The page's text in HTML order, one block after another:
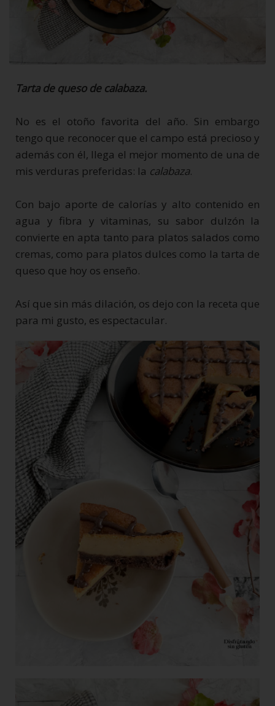
Tarta de queso de calabaza.
No es el otoño favorita del año. Sin embargo
tengo que reconocer que el campo está precioso y
además con él, llega el mejor momento de una de
mis verduras preferidas: la calabaza.
Con bajo aporte de calorías y alto contenido en
agua y fibra y vitaminas, su sabor dulzón la
convierte en apta tanto para platos salados como
cremas, como para platos dulces como la tarta de
queso que hoy os enseño.
Así que sin más dilación, os dejo con la receta que
para mi gusto, es espectacular.